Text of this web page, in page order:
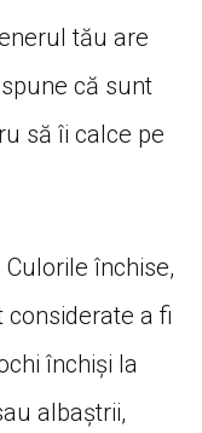
tău are
că sunt
să îi calce pe
Culorile închise,
a fi
închişi la
albaştrii,